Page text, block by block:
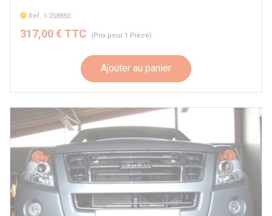
Réf. 1-258850
317,00 € TTC (Prix pour 1 Pièce)
Ajouter au panier